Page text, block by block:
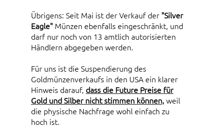
Übrigens: Seit Mai ist der Verkauf der "Silver
Eagle" Münzen ebenfalls eingeschränkt, und
darf nur noch von 13 amtlich autorisierten
Händlern abgegeben werden.
Für uns ist die Suspendierung des
Goldmünzenverkaufs in den USA ein klarer
Hinweis darauf, dass die Future Preise für
Gold und Silber nicht stimmen können,weil
die physische Nachfrage wohl einfach zu
hoch ist.